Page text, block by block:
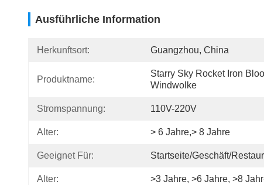
Ausführliche Information
Herkunftsort: Guangzhou, China
Produktname:
Starry Sky Rocket Iron
Windwolke
Stromspannung: 110V-220V
Alter: > 6 Jahre,> 8 Jahre
Geeignet Für: Startseite/Geschäft/
Alter: >3 Jahre, >6 Jahre, >8